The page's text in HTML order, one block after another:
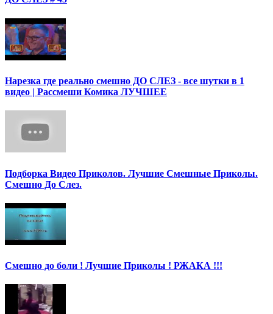
Нарезка где реально смешно ДО СЛЕЗ - все шутки в 1
видео | Рассмеши Комика ЛУЧШЕЕ
Подборка Видео Приколов. Лучшие Смешные Приколы.
Смешно До Слез.
Смешно до боли ! Лучшие Приколы ! РЖАКА !!!